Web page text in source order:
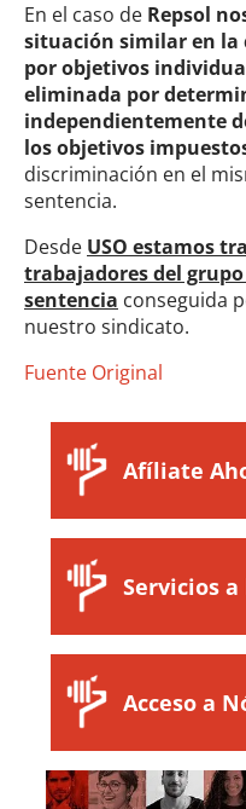
En el caso de Repsol
situación similar en
por objetivos
eliminada por
independientemente
los objetivos
discriminación en el
sentencia.
Desde USO estamos
trabajadores del
sentencia conseguida
nuestro sindicato.
Fuente Original
Afíliate
Servicios
Acceso a